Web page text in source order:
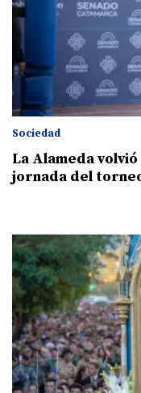
Sociedad
La Alameda
jornada del